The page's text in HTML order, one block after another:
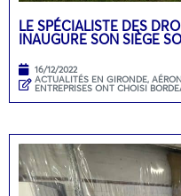
LE SPÉCIALISTE DES
INAUGURE SON SIÈGE
16/12/2022
ACTUALITÉS EN GIRONDE,
ENTREPRISES ONT CHOISI